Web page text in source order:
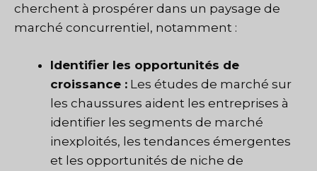
cherchent à prospérer dans un paysage de
marché concurrentiel, notamment :
Identifier les opportunités de
croissance : Les études de marché sur
les chaussures aident les entreprises à
identifier les segments de marché
inexploités, les tendances émergentes
et les opportunités de niche de